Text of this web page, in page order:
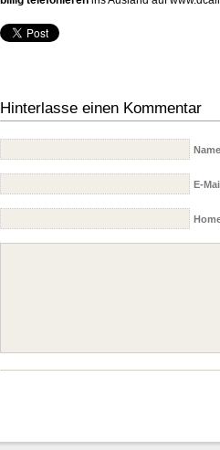
Hinterlasse einen Kommentar
Name
E-